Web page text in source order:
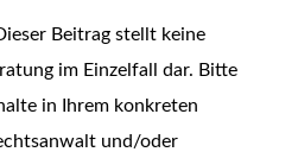
Beitrag stellt keine
im Einzelfall dar. Bitte
in Ihrem konkreten
und/oder